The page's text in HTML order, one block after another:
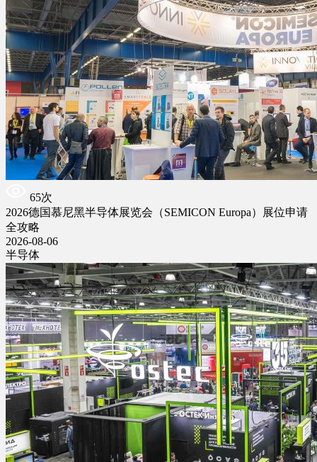
65次
2026德国慕尼黑半导体展览会（SEMICON Europa）展位申请
全攻略
2026-08-06
半导体